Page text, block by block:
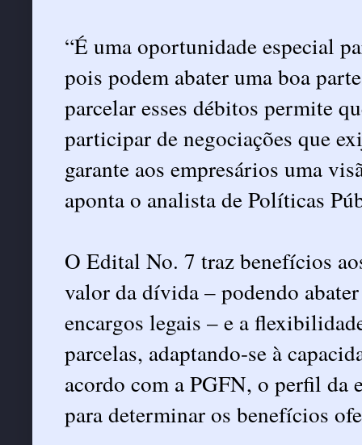
“É uma oportunidade especial
pois podem abater uma boa
parcelar esses débitos permite
participar de negociações que
garante aos empresários uma
aponta o analista de Políticas
O Edital No. 7 traz benefícios
valor da dívida – podendo
encargos legais – e a
parcelas, adaptando-se à
acordo com a PGFN, o perfil da
para determinar os benefícios